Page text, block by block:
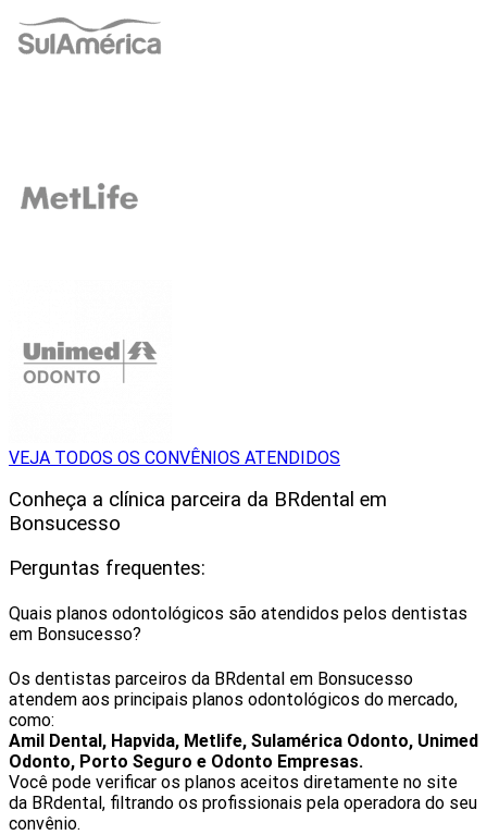
VEJA TODOS OS CONVÊNIOS ATENDIDOS
Conheça a clínica parceira da BRdental em
Bonsucesso
Perguntas frequentes:
Quais planos odontológicos são atendidos pelos dentistas
em Bonsucesso?
Os dentistas parceiros da BRdental em Bonsucesso
atendem aos principais planos odontológicos do mercado,
como:
Amil Dental, Hapvida, Metlife, Sulamérica Odonto, Unimed
Odonto, Porto Seguro e Odonto Empresas.
Você pode verificar os planos aceitos diretamente no site
da BRdental, filtrando os profissionais pela operadora do seu
convênio.